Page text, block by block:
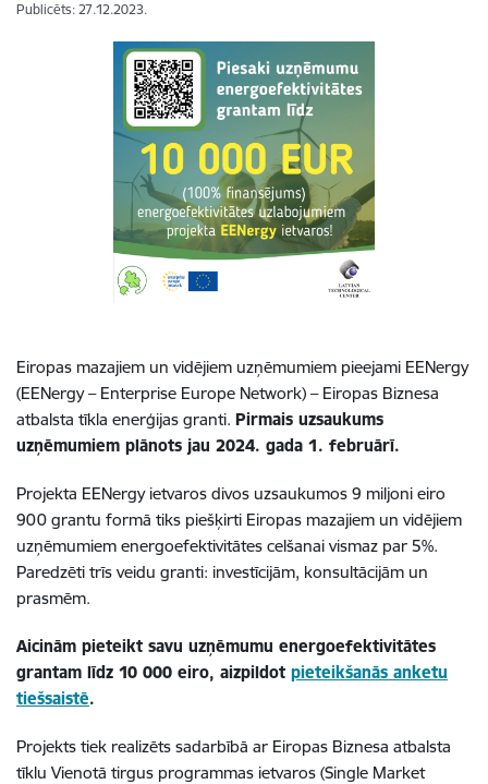
Publicēts: 27.12.2023.
Eiropas mazajiem un vidējiem uzņēmumiem pieejami EENergy
(EENergy – Enterprise Europe Network) – Eiropas Biznesa
atbalsta tīkla enerģijas granti. Pirmais uzsaukums
uzņēmumiem plānots jau 2024. gada 1. februārī.
Projekta EENergy ietvaros divos uzsaukumos 9 miljoni eiro
900 grantu formā tiks piešķirti Eiropas mazajiem un vidējiem
uzņēmumiem energoefektivitātes celšanai vismaz par 5%.
Paredzēti trīs veidu granti: investīcijām, konsultācijām un
prasmēm.
Aicinām pieteikt savu uzņēmumu energoefektivitātes
grantam līdz 10 000 eiro, aizpildot pieteikšanās anketu
tiešsaistē.
Projekts tiek realizēts sadarbībā ar Eiropas Biznesa atbalsta
tīklu Vienotā tirgus programmas ietvaros (Single Market